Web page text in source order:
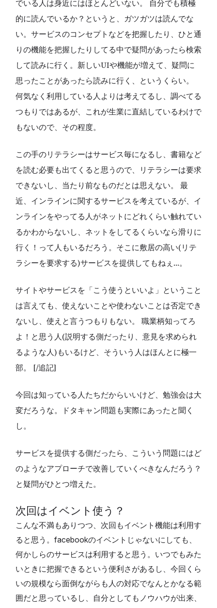
でいる人は身近にはほとんどいない。 自分でも積極
的に読んでいるか？というと、ガツガツは読んでな
い。サービスのコンセプトなどを把握したり、ひと通
りの機能を把握したりしてる中で疑問があったら検索
して読みに行く。新しいUIや機能が増えて、疑問に
思ったことがあったら読みに行く、というくらい。
何気なく利用している人よりは考えてるし、調べてる
つもりではあるが、これが生業に直結しているわけで
もないので、その程度。
この手のリテラシーはサービス毎になるし、書籍など
を読む必要も出てくると思うので、リテラシーは要求
できないし、当たり前なものだとは思えない。 最
近、インラインに関するサービスを考えているが、イ
ンラインをやってる人がネットにどれくらい触れてい
るかわからないし、ネットをしてるくらいなら滑りに
行く！って人もいるだろう。そこに敷居の高い(リテ
ラシーを要求する)サービスを提供してもねぇ…。
サイトやサービスを「こう使うといいよ」ということ
は言えても、使えないことや使わないことは否定でき
ないし、使えと言うつもりもない。 職業柄知ってろ
よ！と思う人(説明する側だったり、意見を求められ
るような人)もいるけど、そういう人はほんとに極一
部。 [/追記]
今回は知っている人たちだからいいけど、勉強会は大
変だろうな。ドタキャン問題も実際にあったと聞く
し。
サービスを提供する側だったら、こういう問題にはど
のようなアプローチで改善していくべきなんだろう？
と疑問がひとつ増えた。
次回はイベント使う？
こんな不満もありつつ、次回もイベント機能は利用す
ると思う。facebookのイベントじゃないにしても、
何かしらのサービスは利用すると思う。いつでもみた
いときに把握できるという便利さがあるし、今回くら
いの規模なら面倒ながらも人の対応でなんとかなる範
囲だと思っているし、自分としてもノウハウが出来、